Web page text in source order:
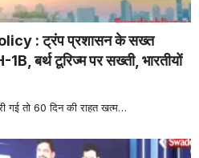
: ट्रंप प्रशासन के सख्त
बर्थ टूरिज्म पर सख्ती, भारतीयों
तो 60 दिन की राहत खत्म…